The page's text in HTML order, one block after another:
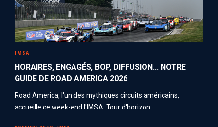
IMSA
HORAIRES, ENGAGÉS, BOP, DIFFUSION... NOTRE
GUIDE DE ROAD AMERICA 2026
Road America, l'un des mythiques circuits américains,
accueille ce week-end l'IMSA. Tour d'horizon...